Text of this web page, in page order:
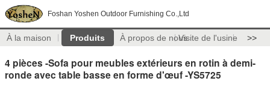
Foshan Yoshen Outdoor Furnishing Co.,Ltd
À la maison Produits À propos de nousVisite de l'usine >>
4 pièces -Sofa pour meubles extérieurs en rotin à demi-
ronde avec table basse en forme d'œuf -YS5725